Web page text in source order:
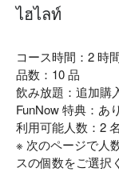
ไฮไลท์
コース時間：2 時
品数：10 品
飲み放題：追加購
FunNow 特典：あり
利用可能人数：2
※ 次のページで人
スの個数をご選択